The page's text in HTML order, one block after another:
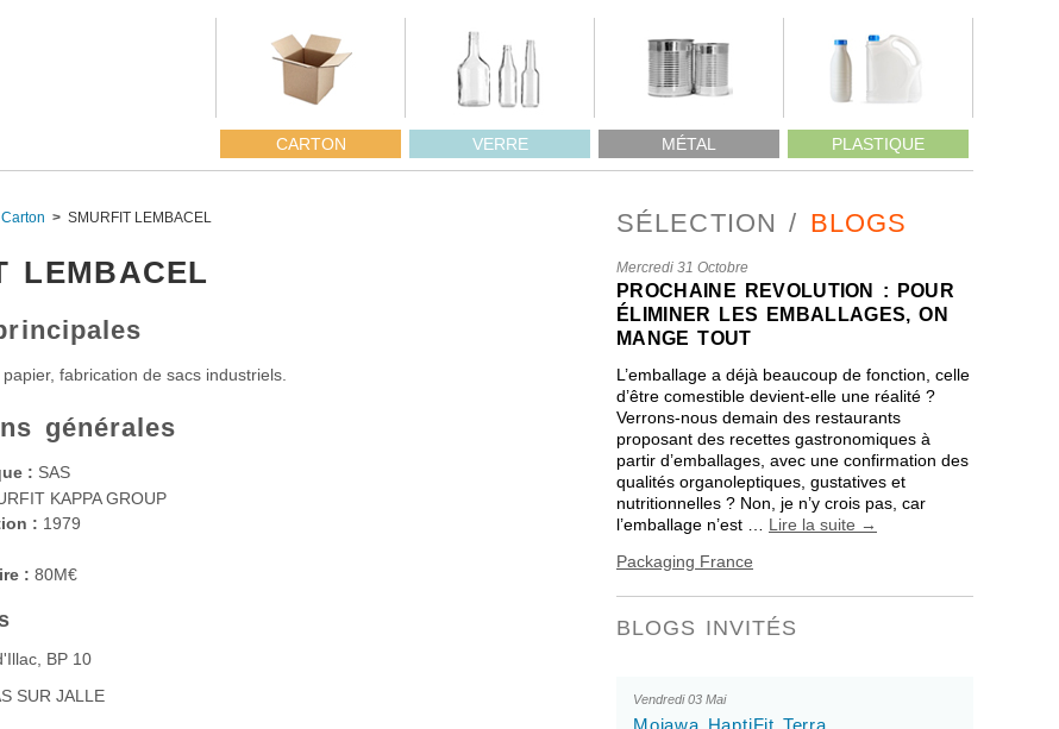
CARTON VERRE MÉTAL PLASTIQUE
LEMBACEL
Carton SMURFIT LEMBACEL
fabrication de sacs industriels.
générales
: SAS
KAPPA GROUP
: 1979
: 80M€
BP 10
SUR JALLE
SÉLECTION BLOGS
PROCHAINE REVOLUTION : POUR
ÉLIMINER LES EMBALLAGES, ON
MANGE TOUT
Mercredi 31 Octobre
L’emballage a déjà beaucoup de fonction, celle
d’être comestible devient-elle une réalité ?
Verrons-nous demain des restaurants
proposant des recettes gastronomiques à
partir d’emballages, avec une confirmation des
qualités organoleptiques, gustatives et
nutritionnelles ? Non, je n’y crois pas, car
l’emballage n’est … Lire la suite →
Packaging France
BLOGS INVITÉS
Vendredi 03 Mai